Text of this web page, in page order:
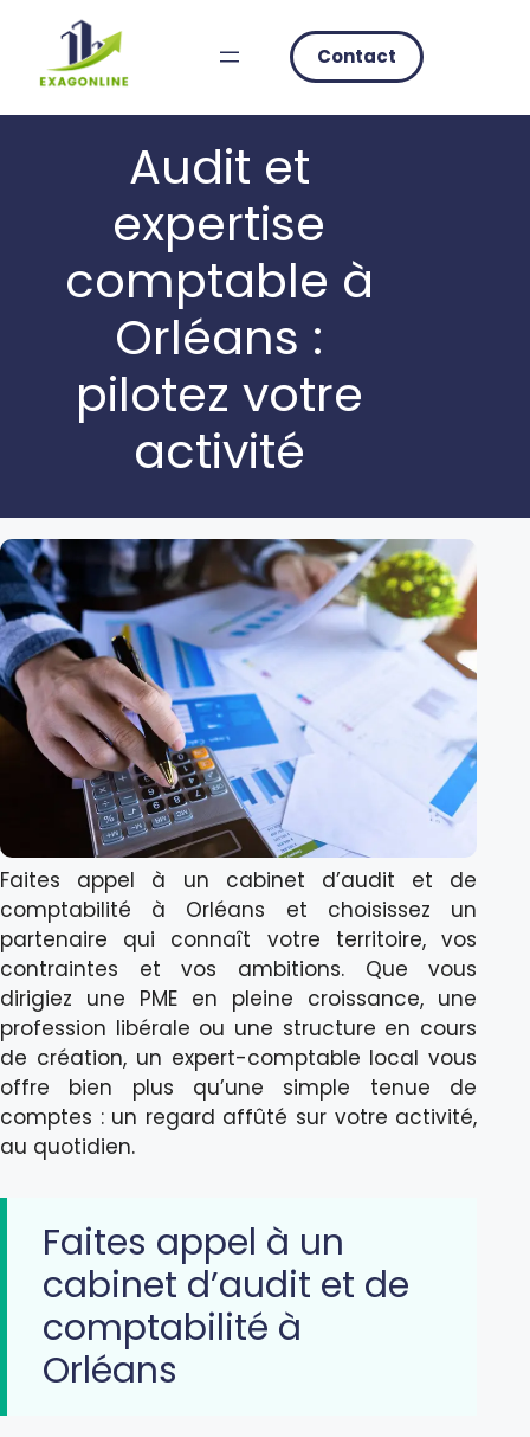
content
Contact
Audit et
expertise
comptable à
Orléans :
pilotez votre
activité
Faites appel à un cabinet d’audit et de
comptabilité à Orléans et choisissez un
partenaire qui connaît votre territoire, vos
contraintes et vos ambitions. Que vous
dirigiez une PME en pleine croissance, une
profession libérale ou une structure en cours
de création, un expert-comptable local vous
offre bien plus qu’une simple tenue de
comptes : un regard affûté sur votre activité,
au quotidien.
Faites appel à un
cabinet d’audit et de
comptabilité à
Orléans